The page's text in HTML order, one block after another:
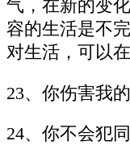
气，在新的变
容的生活是不
对生活，可以
23、你伤害我
24、你不会犯